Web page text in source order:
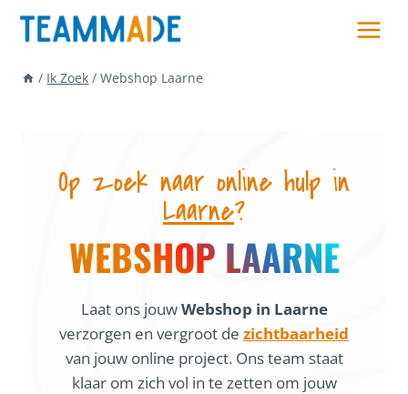
Skip
/ Ik Zoek / Webshop Laarne
Op zoek naar online hulp in
Laarne?
WEBSHOP LAARNE
Laat ons jouwWebshop in Laarne
verzorgen en vergroot de zichtbaarheid
van jouw online project. Ons team staat
klaar om zich vol in te zetten om jouw